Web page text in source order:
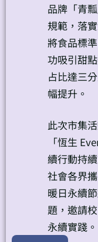
品牌「青
規範，落
將食品標
功吸引甜
占比達三
幅提升。
此次市集
「恆生
續行動持
社會各界
暖日永續
題，邀請
永續實踐。